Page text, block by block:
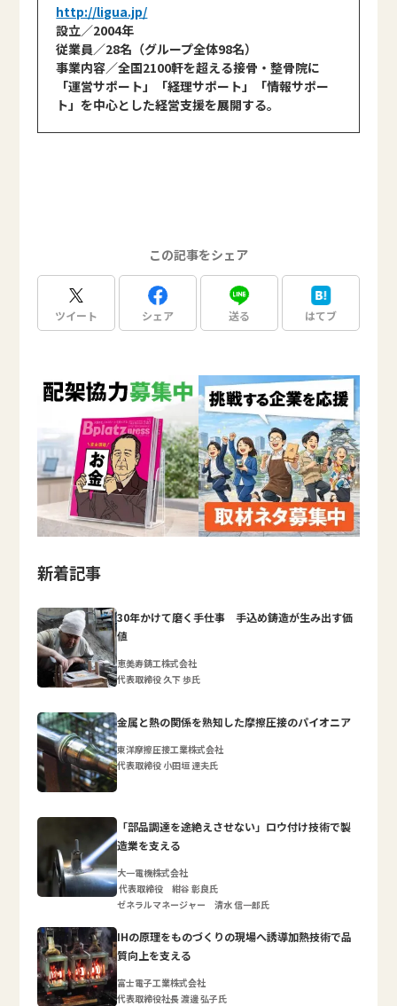
http://ligua.jp/
設立／2004年
従業員／28名（グループ全体98名）
事業内容／全国2100軒を超える接骨・整骨院に
「運営サポート」「経理サポート」「情報サポー
ト」を中心とした経営支援を展開する。
この記事をシェア
ツイート シェア 送る はてブ
新着記事
30年かけて磨く手仕事 手込め鋳造が生み出す価
値
恵美寿鋳工株式会社
代表取締役 久下 歩氏
金属と熱の関係を熟知した摩擦圧接のパイオニア
東洋摩擦圧接工業株式会社
代表取締役 小田垣 達夫氏
「部品調達を途絶えさせない」ロウ付け技術で製
造業を支える
大一電機株式会社
代表取締役 紺谷 彰良氏
ゼネラルマネージャー 清水 信一郎氏
IHの原理をものづくりの現場へ誘導加熱技術で品
質向上を支える
富士電子工業株式会社
代表取締役社長 渡邊 弘子氏